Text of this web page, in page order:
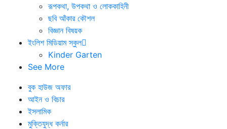
রূপকথা, উপকথা ও লোককাহিনী
ছবি আঁকার কৌশল
বিজ্ঞান বিষয়ক
ইংলিশ মিডিয়াম স্কুল
Kinder Garten
See More
বুক হাউজ অফার
আইন ও বিচার
ইসলামিক
মুক্তিযুদ্ধ কর্নার